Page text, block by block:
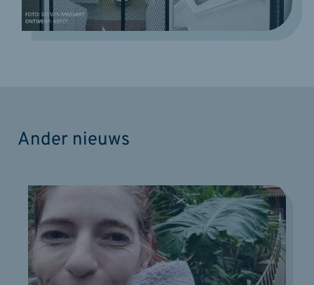
Ander nieuws